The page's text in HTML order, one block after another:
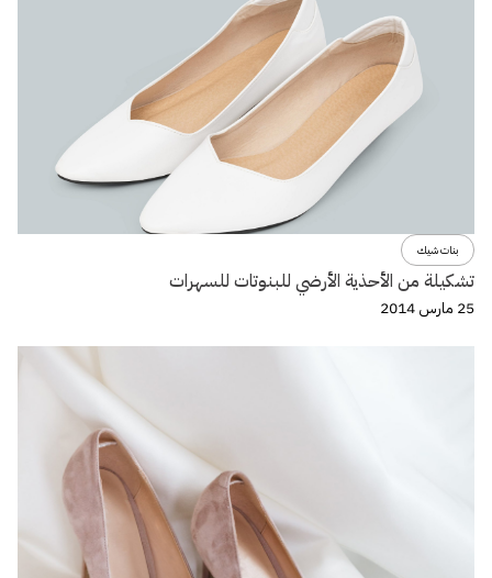
بنات شيك
تشكيلة من الأحذية الأرضي للبنوتات للسهرات
25 مارس 2014